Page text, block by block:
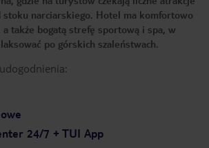
stoku narciarskiego. Hotel ma komfortowo
także bogatą strefę sportową i spa, w
po górskich szaleństwach.
24/7 + TUI App